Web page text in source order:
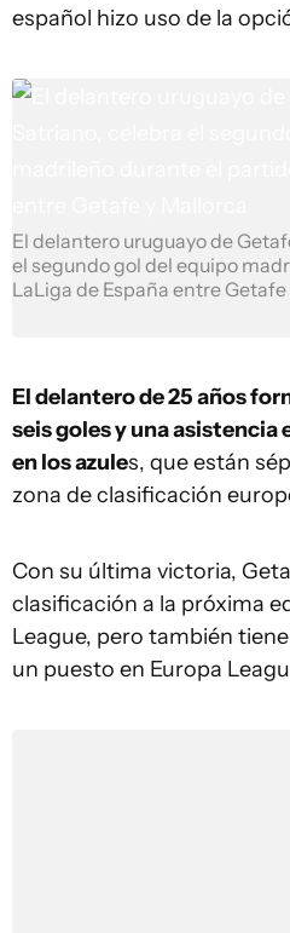
español hizo uso de la
El delantero uruguayo de
el segundo gol del equipo
LaLiga de España entre
El delantero de 25 años
seis goles y una asistencia
en los azules, que están
zona de clasificación
Con su última victoria,
clasificación a la próxima
League, pero también
un puesto en Europa